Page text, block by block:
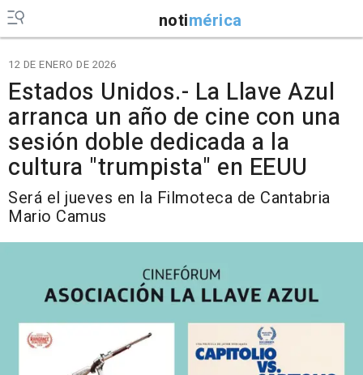
notimérica
12 DE ENERO DE 2026
Estados Unidos.- La Llave Azul
arranca un año de cine con una
sesión doble dedicada a la
cultura "trumpista" en EEUU
Será el jueves en la Filmoteca de Cantabria
Mario Camus